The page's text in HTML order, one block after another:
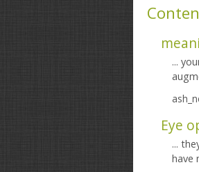
...
Eye
...
have